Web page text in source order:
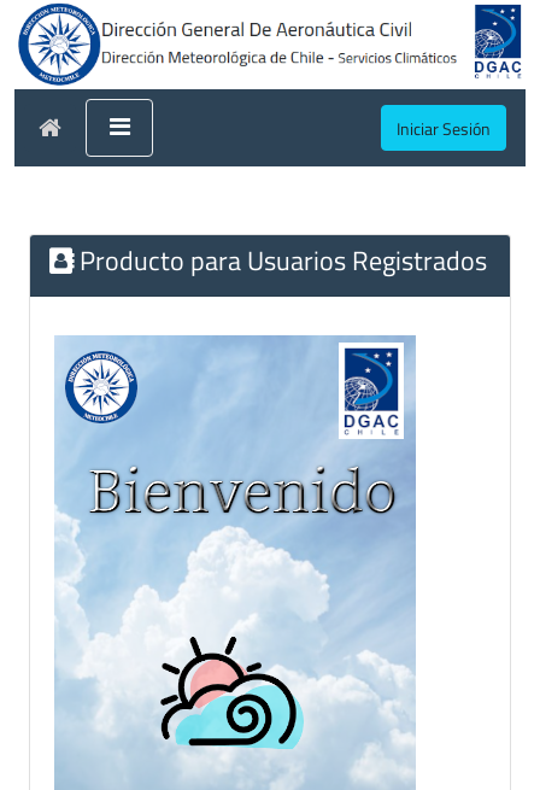
Iniciar Sesión
Producto para Usuarios Registrados